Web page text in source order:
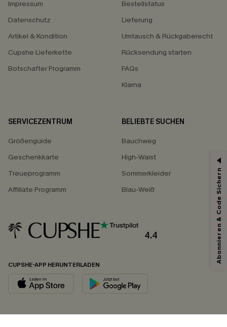
Impressum
Datenschutz
Artikel & Kondition
Cupshe Lieferkette
Botschafter Programm
Bestellstatus
Lieferung
Umtausch & Rückgaberecht
Rücksendung starten
FAQs
Klarna
SERVICEZENTRUM
Größenguide
Geschenkkarte
Treueprogramm
Affiliate Programm
BELIEBTE SUCHEN
Bauchweg
High-Waist
Sommerkleider
Blau-Weiß
4.4
CUPSHE-APP HERUNTERLADEN
Abonnieren & Code Sichern